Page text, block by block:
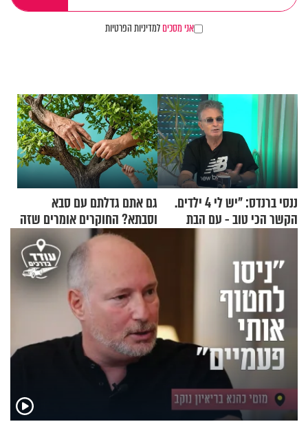
אני מסכיםלמדיניות הפרטיות
ננסי ברנדס: "יש לי 4 ילדים.
הקשר הכי טוב - עם הבת
גם אתם גדלתם עם סבא
וסבתא? החוקרים אומרים שזה
מתכון מנצח